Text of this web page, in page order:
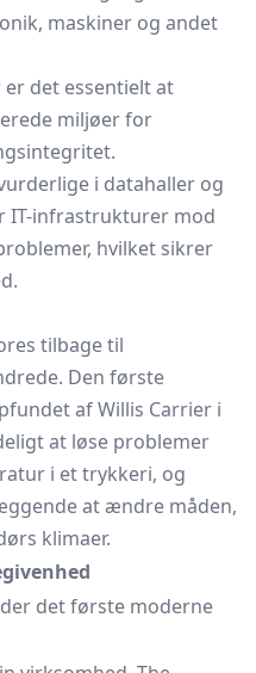
maskiner og andet
er det essentielt at
miljøer for
i datahaller og
IT-infrastrukturer mod
hvilket sikrer
tilbage til
Den første
af Willis Carrier i
at løse problemer
i et trykkeri, og
at ændre måden,
klimaer.
det første moderne